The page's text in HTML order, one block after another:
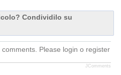
Condividilo su
Please login o register
JComments